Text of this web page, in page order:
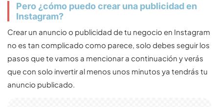
Pero ¿cómo puedo crear una publicidad en
Instagram?
Crear un anuncio o publicidad de tu negocio en Instagram
no es tan complicado como parece, solo debes seguir los
pasos que te vamos a mencionar a continuación y verás
que con solo invertir al menos unos minutos ya tendrás tu
anuncio publicado.